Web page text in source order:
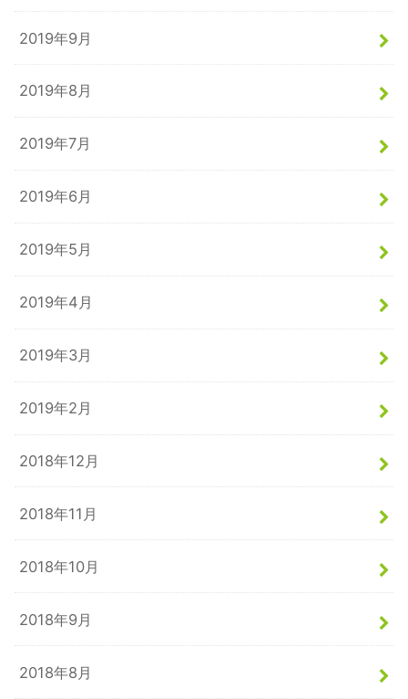
2019年9月
2019年8月
2019年7月
2019年6月
2019年5月
2019年4月
2019年3月
2019年2月
2018年12月
2018年11月
2018年10月
2018年9月
2018年8月